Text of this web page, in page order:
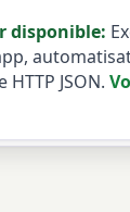
disponible:
JSON.